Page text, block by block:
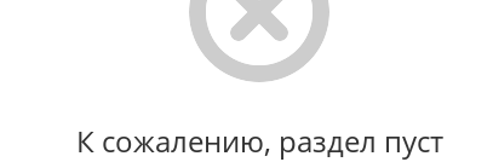
К сожалению, раздел пуст